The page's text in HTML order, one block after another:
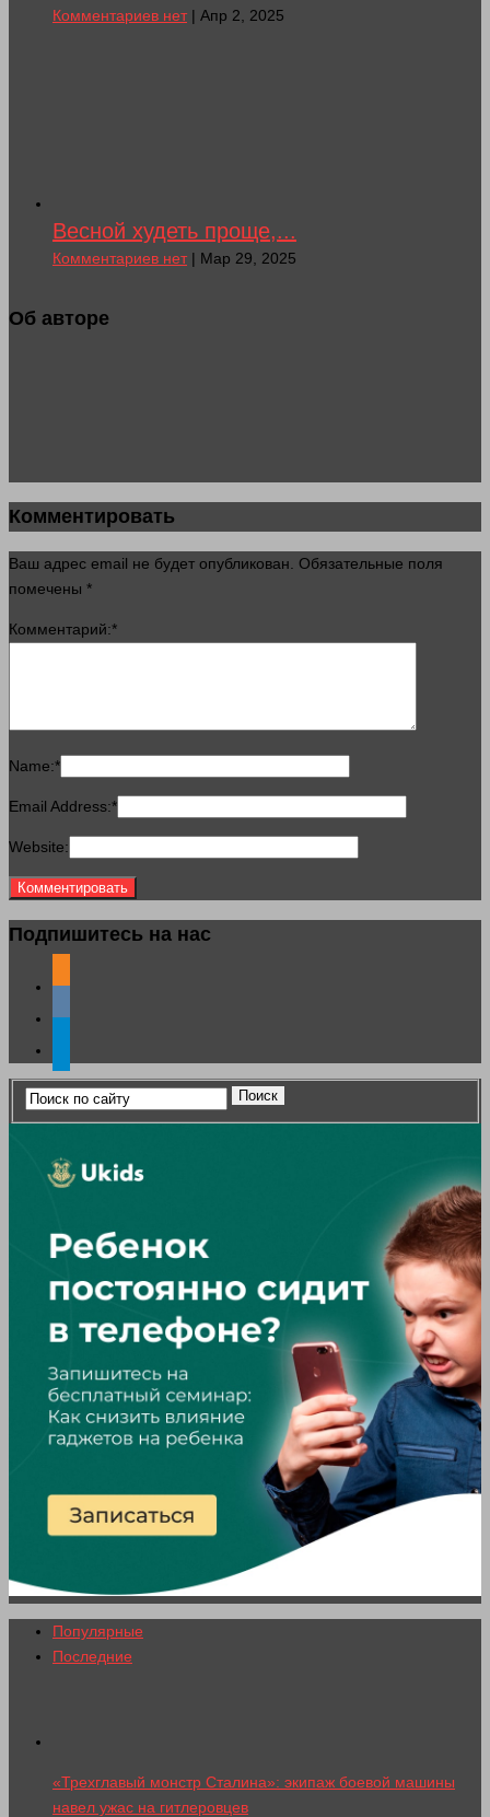
Комментариев нет| Апр 2, 2025
Весной худеть проще,...
Комментариев нет| Мар 29, 2025
Об авторе
Комментировать
Ваш адрес email не будет опубликован. Обязательные поля
помечены *
Комментарий:*
Name:*
Email Address:*
Website:
Подпишитесь на нас
Популярные
Последние
«Трехглавый монстр Сталина»: экипаж боевой машины
навел ужас на гитлеровцев